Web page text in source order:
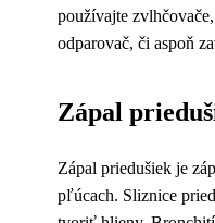
používajte
odparovač, či aspoň
Zápal
Zápal priedušiek je
pľúcach. Sliznice